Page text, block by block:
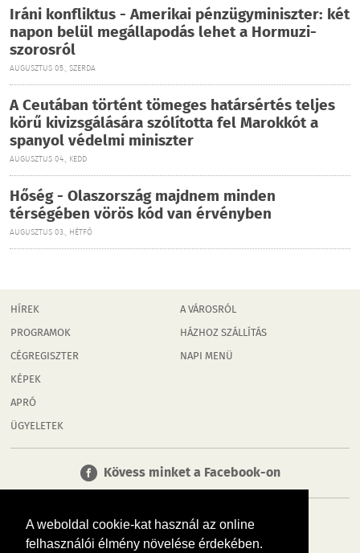
A weboldal cookie-kat használ az online
felhasználói élmény növelése érdekében.
Iráni konfliktus - Amerikai pénzügyminiszter: két
napon belül megállapodás lehet a Hormuzi-
szorosról
AUGUSZTUS 05., SZERDA
A Ceutában történt tömeges határsértés teljes
körű kivizsgálására szólította fel Marokkót a
spanyol védelmi miniszter
AUGUSZTUS 04., KEDD
Hőség - Olaszország majdnem minden
térségében vörös kód van érvényben
AUGUSZTUS 03., HÉTFŐ
HÍREK
PROGRAMOK
CÉGREGISZTER
KÉPEK
APRÓ
ÜGYELETEK
A VÁROSRÓL
HÁZHOZ SZÁLLÍTÁS
NAPI MENÜ
Kövess minket a Facebook-on